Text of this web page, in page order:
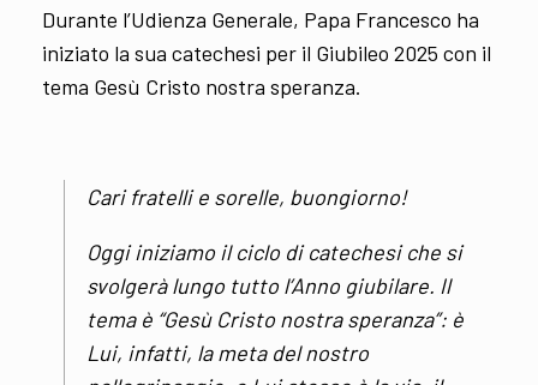
Durante l’Udienza Generale, Papa Francesco ha
iniziato la sua catechesi per il Giubileo 2025 con il
tema Gesù Cristo nostra speranza.
Cari fratelli e sorelle, buongiorno!
Oggi iniziamo il ciclo di catechesi che si
svolgerà lungo tutto l’Anno giubilare. Il
tema è “Gesù Cristo nostra speranza”: è
Lui, infatti, la meta del nostro